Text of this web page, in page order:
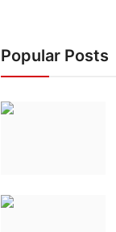
Popular Posts